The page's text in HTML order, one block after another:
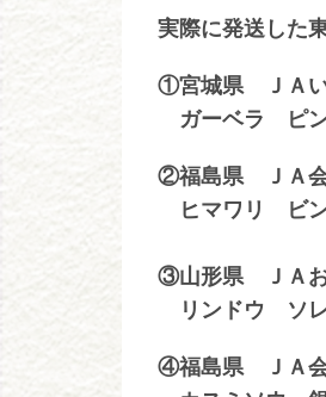
実際に発送した
①宮城県 ＪＡい
ガーベラ ピ
②福島県 ＪＡ
ヒマワリ ビン
③山形県 ＪＡお
リンドウ ソ
④福島県 ＪＡ